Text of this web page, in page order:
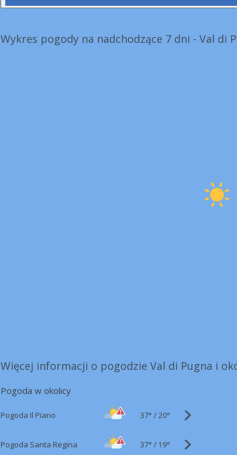
Wykres pogody na nadchodzące 7 dni - Val di
Więcej informacji o pogodzie Val di Pugna i
Pogoda w okolicy
Pogoda Il Piano 37° /20°
Pogoda Santa Regina 37° / 19°